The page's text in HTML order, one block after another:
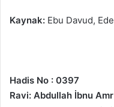
Kaynak: Ebu Davud,
Hadis No : 0397
Ravi: Abdullah İbnu Amr